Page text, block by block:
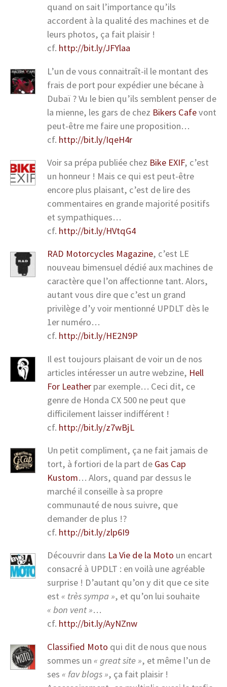
quand on sait l’importance qu’ils
accordent à la qualité des machines et de
leurs photos, ça fait plaisir !
cf. http://bit.ly/JFYlaa
L’un de vous connaitraît-il le montant des
frais de port pour expédier une bécane à
Dubaï ? Vu le bien qu’ils semblent penser de
la mienne, les gars de chez Bikers Cafevont
peut-être me faire une proposition…
cf. http://bit.ly/IqeH4r
Voir sa prépa publiée chez Bike EXIF, c’est
un honneur ! Mais ce qui est peut-être
encore plus plaisant, c’est de lire des
commentaires en grande majorité positifs
et sympathiques…
cf. http://bit.ly/HVtqG4
RAD Motorcycles Magazine, c’est LE
nouveau bimensuel dédié aux machines de
caractère que l’on affectionne tant. Alors,
autant vous dire que c’est un grand
privilège d’y voir mentionné UPDLT dès le
1er numéro…
cf. http://bit.ly/HE2N9P
Il est toujours plaisant de voir un de nos
articles intéresser un autre webzine, Hell
For Leather par exemple… Ceci dit, ce
genre de Honda CX 500 ne peut que
difficilement laisser indifférent !
cf. http://bit.ly/z7wBjL
Un petit compliment, ça ne fait jamais de
tort, à fortiori de la part de Gas Cap
Kustom… Alors, quand par dessus le
marché il conseille à sa propre
communauté de nous suivre, que
demander de plus !?
cf. http://bit.ly/zlp6I9
Découvrir dans La Vie de la Moto un encart
consacré à UPDLT : en voilà une agréable
surprise ! D’autant qu’on y dit que ce site
est« très sympa », et qu’on lui souhaite
« bon vent »…
cf. http://bit.ly/AyNZnw
Classified Moto qui dit de nous que nous
sommes un« great site », et même l’un de
ses« fav blogs », ça fait plaisir !